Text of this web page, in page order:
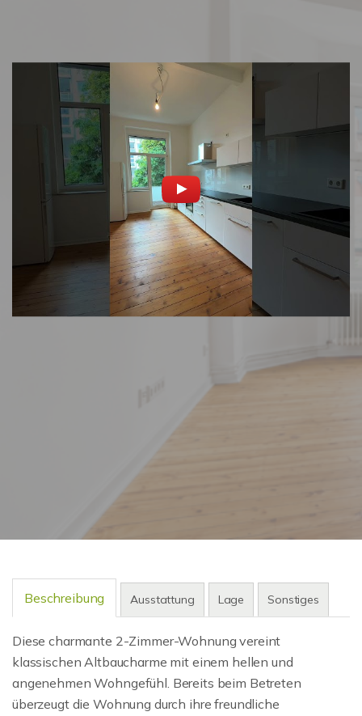
Beschreibung Ausstattung Lage Sonstiges
Diese charmante 2-Zimmer-Wohnung vereint
klassischen Altbaucharme mit einem hellen und
angenehmen Wohngefühl. Bereits beim Betreten
überzeugt die Wohnung durch ihre freundliche